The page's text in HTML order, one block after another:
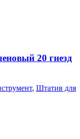
20 гнезд
, Штатив для